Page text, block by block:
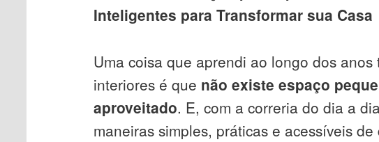
Inteligentes para Transformar sua Casa
Uma coisa que aprendi ao longo dos
interiores é que não existe espaço
aproveitado. E, com a correria do dia a
maneiras simples, práticas e acessíveis